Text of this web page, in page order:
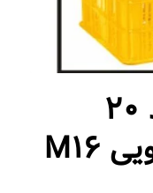
فروش جعبه سبد 20